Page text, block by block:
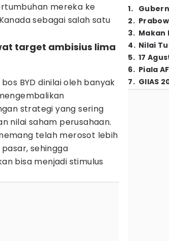
mereka ke
sebagai salah satu
target ambisius lima
BYD dinilai oleh banyak
strategi yang sering
nilai saham perusahaan.
telah merosot lebih
sehingga
bisa menjadi stimulus
1.
2.
3. Makan
4. Nilai
5. 17
6. Piala
7. GIIAS